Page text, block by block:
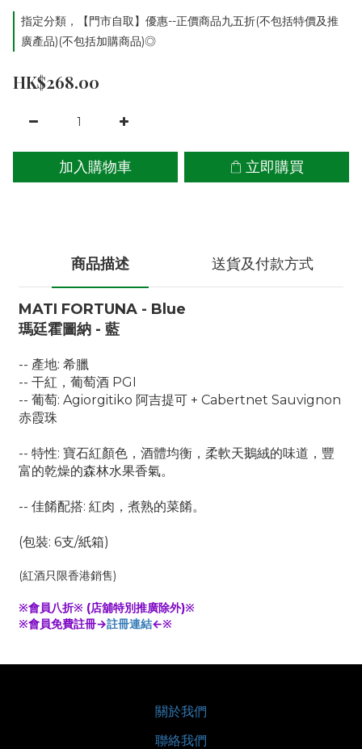
指定分類，【門市自取】優惠--正價商品九五折(不包括特價及推
廣產品)(不包括加購商品)◎
HK$268.00
加入購物車 立即購買
商品描述 送貨及付款方式
MATI FORTUNA - Blue
瑪廷霍圖納 - 藍
-- 產地: 希臘
-- 干紅，葡萄酒 PGI
-- 葡萄: Agiorgitiko 阿吉提可 + Cabertnet Sauvignon
赤霞珠
-- 特性: 寶石紅顏色，酒體均衡，柔軟天鵝絨的味道，豐
富的乾燥的森林水果香氣。
-- 佳餚配搭: 紅肉，煮熟的菜餚。
(包裝: 6支/紙箱)
(紅酒只限香港銷售)
※會員八折※ (店舖特別推廣除外)※
※會員免費註冊→註冊連結←※
關於我們
聯絡我們